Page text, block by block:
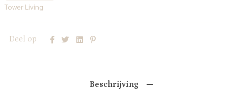
Tower Living
Deel op
Beschrijving